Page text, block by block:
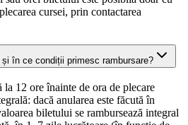
cursei, prin contactarea
în ce condiții primesc rambursare?
la 12 ore înainte de ora de plecare
dacă anularea este făcută în
biletului se rambursează integral